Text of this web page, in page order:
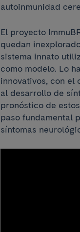
autoinmunidad
El proyecto
quedan
sistema innato
como modelo. Lo
innovativos, con el
al desarrollo de
pronóstico de
paso fundamental
síntomas